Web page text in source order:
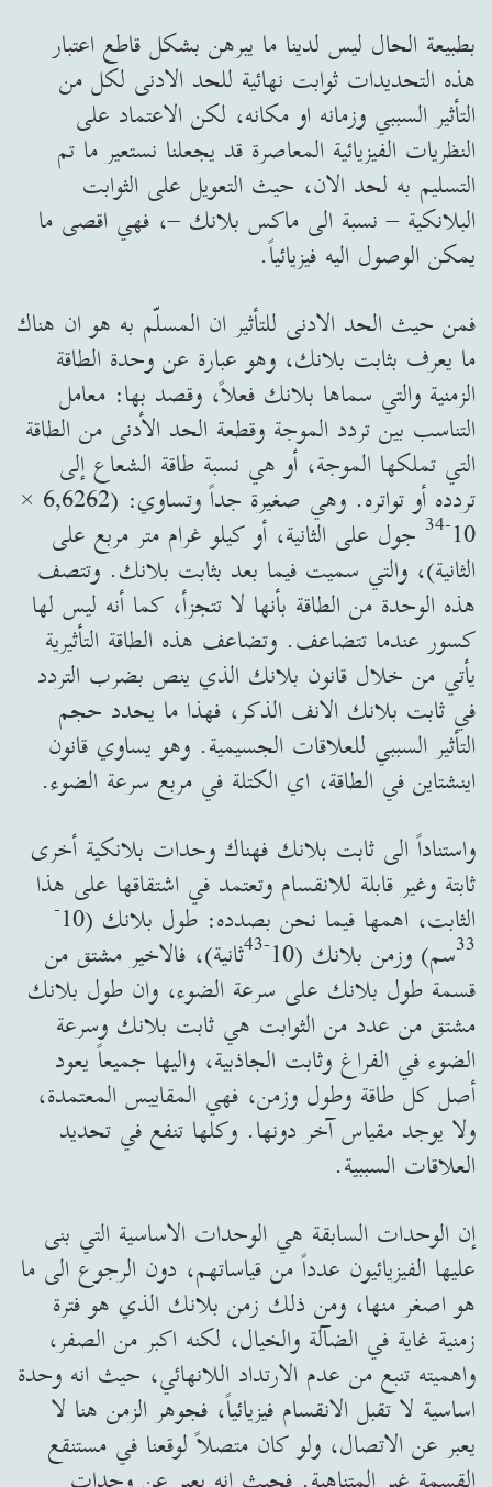
بطبيعة الحال ليس لدينا ما يبرهن بشكل قاطع اعتبار
هذه التحديدات ثوابت نهائية للحد الادنى لكل من
التأثير السببي وزمانه او مكانه، لكن الاعتماد على
النظريات الفيزيائية المعاصرة قد يجعلنا نستعير ما تم
التسليم به لحد الان، حيث التعويل على الثوابت
البلانكية – نسبة الى ماكس بلانك –، فهي اقصى ما
يمكن الوصول اليه فيزيائياً.
فمن حيث الحد الادنى للتأثير ان المسلّم به هو ان هناك
ما يعرف بثابت بلانك، وهو عبارة عن وحدة الطاقة
الزمنية والتي سماها بلانك فعلاً، وقصد بها: معامل
التناسب بين تردد الموجة وقطعة الحد الأدنى من الطاقة
التي تملكها الموجة، أو هي نسبة طاقة الشعاع إلى
تردده أو تواتره. وهي صغيرة جداً وتساوي: (6,6262 ×
10
-
34 جول على الثانية، أو كيلو غرام متر مربع على
الثانية)، والتي سميت فيما بعد بثابت بلانك. وتتصف
هذه الوحدة من الطاقة بأنها لا تتجزأ، كما أنه ليس لها
كسور عندما تتضاعف. وتضاعف هذه الطاقة التأثيرية
يأتي من خلال قانون بلانك الذي ينص بضرب التردد
في ثابت بلانك الانف الذكر، فهذا ما يحدد حجم
التأثير السببي للعلاقات الجسيمية. وهو يساوي قانون
اينشتاين في الطاقة، اي الكتلة في مربع سرعة الضوء.
واستناداً الى ثابت بلانك فهناك وحدات بلانكية أخرى
ثابتة وغير قابلة للانقسام وتعتمد في اشتقاقها على هذا
الثابت، اهمها فيما نحن بصدده: طول بلانك (10
-
33سم) وزمن بلانك (10 -
43ثانية)، فالاخير مشتق من
قسمة طول بلانك على سرعة الضوء، وان طول بلانك
مشتق من عدد من الثوابت هي ثابت بلانك وسرعة
الضوء في الفراغ وثابت الجاذبية، واليها جميعاً يعود
أصل كل طاقة وطول وزمن، فهي المقاييس المعتمدة،
ولا يوجد مقياس آخر دونها. وكلها تنفع في تحديد
العلاقات السببية.
إن الوحدات السابقة هي الوحدات الاساسية التي بنى
عليها الفيزيائيون عدداً من قياساتهم، دون الرجوع الى ما
هو اصغر منها، ومن ذلك زمن بلانك الذي هو فترة
زمنية غاية في الضآلة والخيال، لكنه اكبر من الصفر،
واهميته تنبع من عدم الارتداد اللانهائي، حيث انه وحدة
اساسية لا تقبل الانقسام فيزيائياً، فجوهر الزمن هنا لا
يعبر عن الاتصال، ولو كان متصلاً لوقعنا في مستنقع